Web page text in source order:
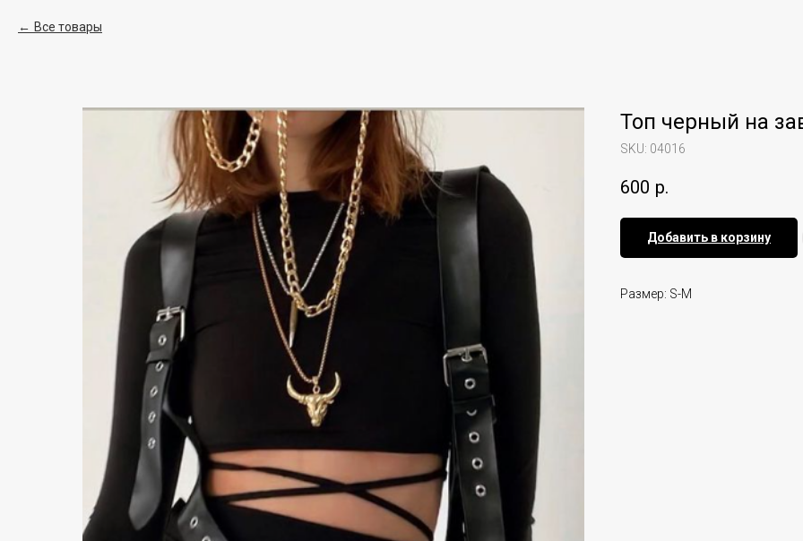
Все товары
Топ черный на
SKU: 04016
600 р.
Добавить в корзину
Размер: S-M